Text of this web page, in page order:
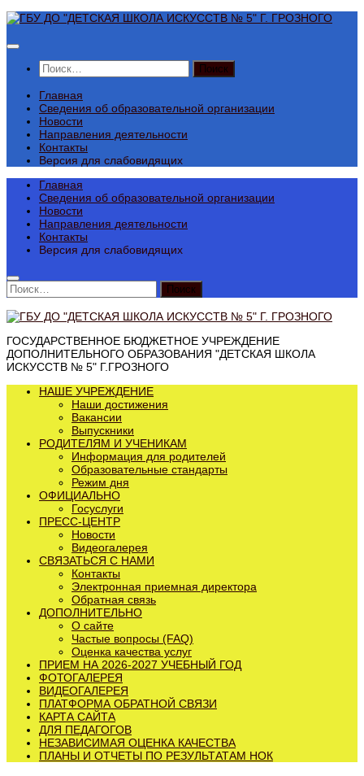
Перейти
содержимому
Найти:
Главная
Сведения об образовательной организации
Новости
Направления деятельности
Контакты
Версия для слабовидящих
Главная
Сведения об образовательной организации
Новости
Направления деятельности
Контакты
Версия для слабовидящих
Найти:
ГОСУДАРСТВЕННОЕ БЮДЖЕТНОЕ УЧРЕЖДЕНИЕ
ДОПОЛНИТЕЛЬНОГО ОБРАЗОВАНИЯ "ДЕТСКАЯ ШКОЛА
ИСКУССТВ № 5" Г.ГРОЗНОГО
НАШЕ УЧРЕЖДЕНИЕ
Наши достижения
Вакансии
Выпускники
РОДИТЕЛЯМ И УЧЕНИКАМ
Информация для родителей
Образовательные стандарты
Режим дня
ОФИЦИАЛЬНО
Госуслуги
ПРЕСС-ЦЕНТР
Новости
Видеогалерея
СВЯЗАТЬСЯ С НАМИ
Контакты
Электронная приемная директора
Обратная связь
ДОПОЛНИТЕЛЬНО
О сайте
Частые вопросы (FAQ)
Оценка качества услуг
ПРИЕМ НА 2026-2027 УЧЕБНЫЙ ГОД
ФОТОГАЛЕРЕЯ
ВИДЕОГАЛЕРЕЯ
ПЛАТФОРМА ОБРАТНОЙ СВЯЗИ
КАРТА САЙТА
ДЛЯ ПЕДАГОГОВ
НЕЗАВИСИМАЯ ОЦЕНКА КАЧЕСТВА
ПЛАНЫ И ОТЧЕТЫ ПО РЕЗУЛЬТАТАМ НОК